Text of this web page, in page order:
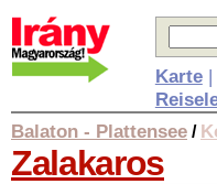
Karte|
Balaton - Plattensee /
Zalakaros